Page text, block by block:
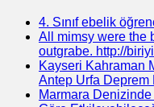
4. Sınıf ebelik
All mimsy were the
outgrabe. http://
Kayseri Kahraman
Antep Urfa Deprem
Marmara